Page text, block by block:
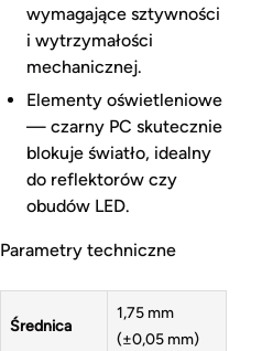
wymagające sztywności
i wytrzymałości
mechanicznej.
Elementy oświetleniowe
— czarny PC skutecznie
blokuje światło, idealny
do reflektorów czy
obudów LED.
Parametry techniczne
Średnica
1,75 mm
(±0,05 mm)